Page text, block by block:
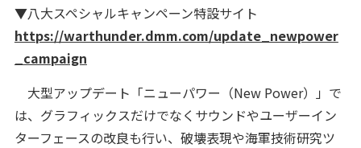
▼八大スペシャルキャンペーン特設サイト
https://warthunder.dmm.com/update_newpower
_campaign
大型アップデート「ニューパワー（New Power）」で
は、グラフィックスだけでなくサウンドやユーザーイン
ターフェースの改良も行い、破壊表現や海軍技術研究ツ